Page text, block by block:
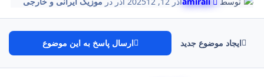
ایجاد موضوع جدید ارسال پاسخ به این موضوع